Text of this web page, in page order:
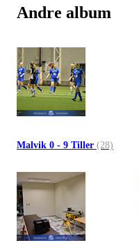
Andre album
Malvik 0 - 9 Tiller (28)